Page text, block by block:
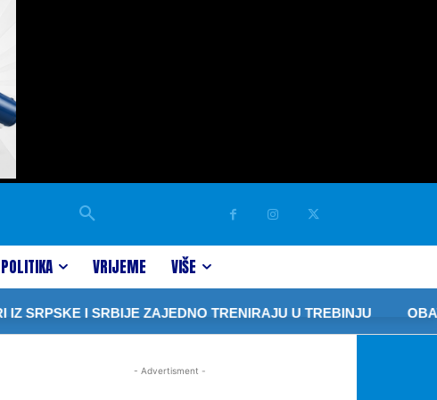
POLITIKA VRIJEME VIŠE
SRPSKE I SRBIJE ZAJEDNO TRENIRAJU U TREBINJU
- Advertisment -